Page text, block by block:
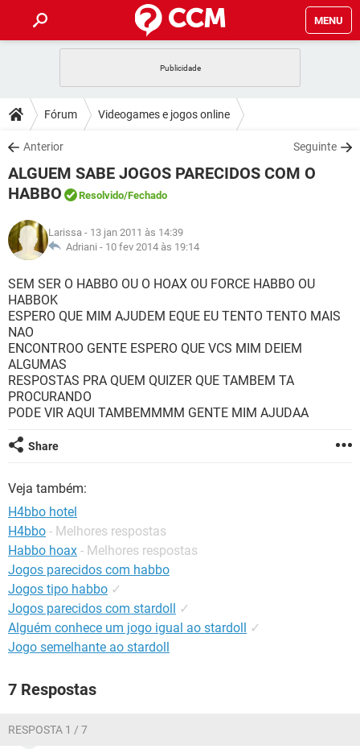
MENU
CELULAR FACEBOOK
OUTLOOK
INSTAGRAM GMAIL
GUIA DE COMPRAS
DICAS
JOGOS WHATSAPP
OUTLOOK
GUIA DE COMPRAS
DOWNLOADS
JOGOS WHATSAPP
CELULAR
OUTLOOK
INSTAGRAM
GUIA DE COMPRAS
FÓRUM
CELULAR FACEBOOK
INSTAGRAM
GUIA DE COMPRAS
GLOSSÁRIO
JOGOS
CELULAR FACEBOOK
OUTLOOK EXCEL
INSTAGRAM
GUIA DE COMPRAS
Fórum Videogames e jogos online
Anterior Seguinte
ALGUEM SABE JOGOS PARECIDOS COM O
HABBO
Resolvido/Fechado
Larissa - 13 jan 2011 às 14:39
Adriani - 10 fev 2014 às 19:14
SEM SER O HABBO OU O HOAX OU FORCE HABBO OU
HABBOK
ESPERO QUE MIM AJUDEM EQUE EU TENTO TENTO MAIS
NAO
ENCONTROO GENTE ESPERO QUE VCS MIM DEIEM
ALGUMAS
RESPOSTAS PRA QUEM QUIZER QUE TAMBEM TA
PROCURANDO
PODE VIR AQUI TAMBEMMMM GENTE MIM AJUDAA
Share
Veja também:
H4bbo hotel
H4bbo - Melhores respostas
Habbo hoax - Melhores respostas
Jogos parecidos com habbo
Jogos tipo habbo ✓
Jogos parecidos com stardoll ✓
Alguém conhece um jogo igual ao stardoll ✓
Jogo semelhante ao stardoll
7 Respostas
RESPOSTA 1 / 7